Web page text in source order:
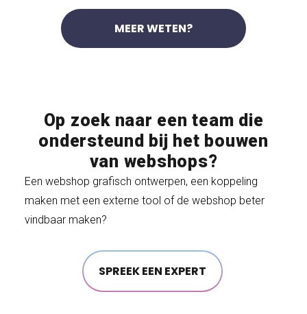
MEER WETEN?
Op zoek naar een team die
ondersteund bij het bouwen
van webshops?
Een webshop grafisch ontwerpen, een koppeling
maken met een externe tool of de webshop beter
vindbaar maken?
SPREEK EEN EXPERT